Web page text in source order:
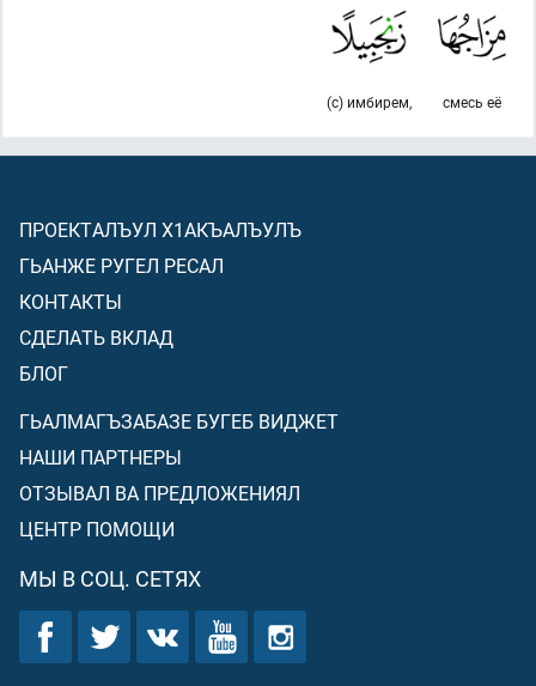
смесь её
(с) имбирем,
ПРОЕКТАЛЪУЛ Х1АКЪАЛЪУЛЪ
ГЬАНЖЕ РУГЕЛ РЕСАЛ
КОНТАКТЫ
СДЕЛАТЬ ВКЛАД
БЛОГ
ГЬАЛМАГЪЗАБАЗЕ БУГЕБ ВИДЖЕТ
НАШИ ПАРТНЕРЫ
ОТЗЫВАЛ ВА ПРЕДЛОЖЕНИЯЛ
ЦЕНТР ПОМОЩИ
МЫ В СОЦ. СЕТЯХ